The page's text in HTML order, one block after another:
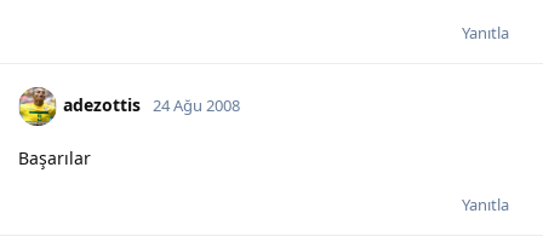
Yanıtla
adezottis 24 Ağu 2008
Başarılar
Yanıtla